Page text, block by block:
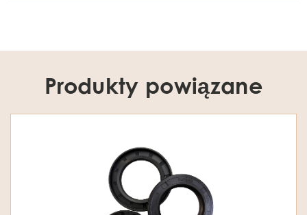
Produkty powiązane